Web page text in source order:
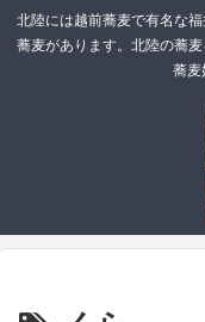
北陸には越前蕎麦で有名な
蕎麦があります。北陸の蕎
蕎麦